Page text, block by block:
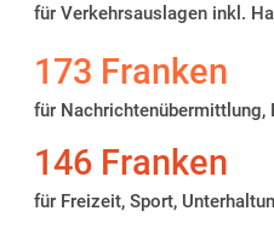
für Verkehrsauslagen inkl.
173 Franken
für Nachrichtenübermittlung,
146 Franken
für Freizeit, Sport,